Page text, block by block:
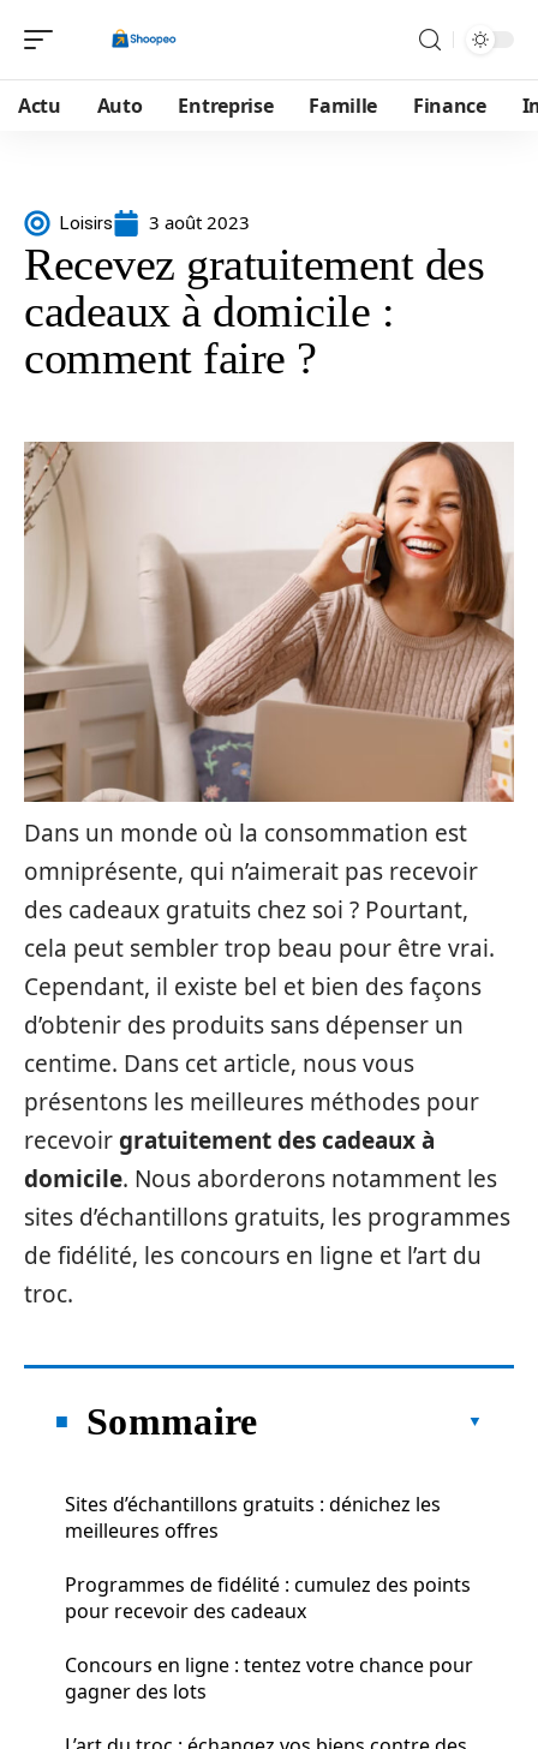
Actu Auto Entreprise Famille Finance
Loisirs 3 août 2023
Recevez gratuitement des
cadeaux à domicile :
comment faire ?
Dans un monde où la consommation est
omniprésente, qui n’aimerait pas recevoir
des cadeaux gratuits chez soi ? Pourtant,
cela peut sembler trop beau pour être vrai.
Cependant, il existe bel et bien des façons
d’obtenir des produits sans dépenser un
centime. Dans cet article, nous vous
présentons les meilleures méthodes pour
recevoirgratuitement des cadeaux à
domicile. Nous aborderons notamment les
sites d’échantillons gratuits, les programmes
de fidélité, les concours en ligne et l’art du
troc.
Sommaire
Sites d’échantillons gratuits : dénichez les
meilleures offres
Programmes de fidélité : cumulez des points
pour recevoir des cadeaux
Concours en ligne : tentez votre chance pour
gagner des lots